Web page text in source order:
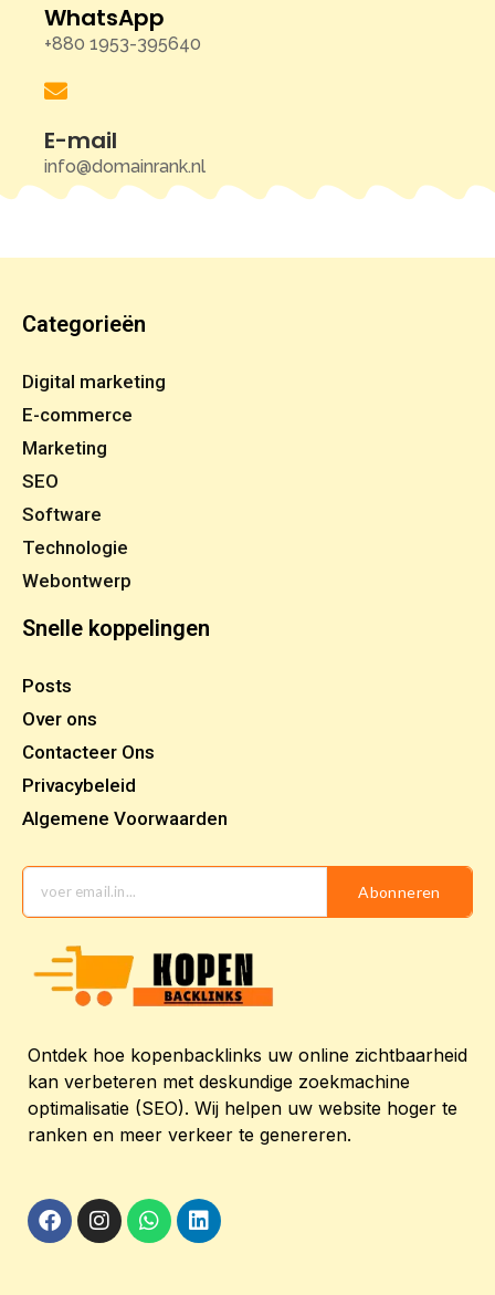
WhatsApp
+880 1953-395640
E-mail
info@domainrank.nl
Categorieën
Digital marketing
E-commerce
Marketing
SEO
Software
Technologie
Webontwerp
Snelle koppelingen
Posts
Over ons
Contacteer Ons
Privacybeleid
Algemene Voorwaarden
Abonneren
Ontdek hoe kopenbacklinks uw online zichtbaarheid
kan verbeteren met deskundige zoekmachine
optimalisatie (SEO). Wij helpen uw website hoger te
ranken en meer verkeer te genereren.